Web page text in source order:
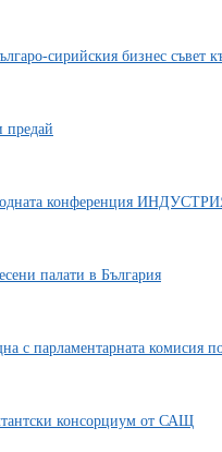
сирийския бизнес съвет
предай
конференция
палати в България
с парламентарната комисия
консорциум от САЩ